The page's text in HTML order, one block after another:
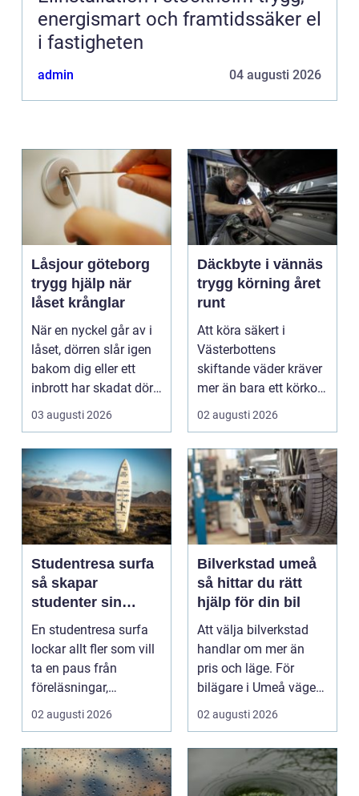
energismart och framtidssäker el
i fastigheten
admin 04 augusti 2026
Låsjour göteborg
trygg hjälp när
låset krånglar
När en nyckel går av i
låset, dörren slår igen
bakom dig eller ett
inbrott har skadat dörr
och karm,...
03 augusti 2026
Däckbyte i vännäs
trygg körning året
runt
Att köra säkert i
Västerbottens
skiftande väder kräver
mer än bara ett körkort
och en pålitlig bil. ...
02 augusti 2026
Studentresa surfa
så skapar
studenter sin
ultimata paus från
plugget
En studentresa surfa
lockar allt fler som vill
ta en paus från
föreläsningar,
tentaplugg och sena
02 augusti 2026
Bilverkstad umeå
så hittar du rätt
hjälp för din bil
Att välja bilverkstad
handlar om mer än
pris och läge. För
bilägare i Umeå väger
trygghet, tillgängl...
02 augusti 2026